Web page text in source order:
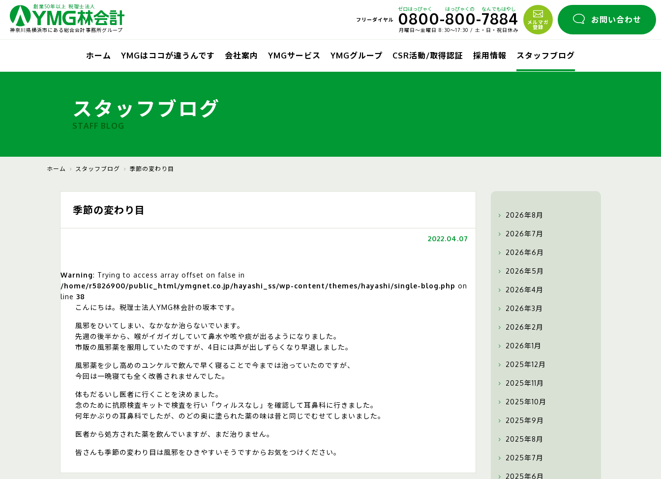
創業50年以上 税理士法人
神奈川県横浜市にある総合会計事務所グループ
フリーダイヤル 0800
ゼロはっぴゃく -800
はっぴゃくの -7884
なんでもはやし
月曜日〜金曜日 8:30〜17:30 / 土・日・祝日休み
メルマガ
登録
お問い合わせ
ホーム YMGはココが違うんです 会社案内 YMGサービス YMGグループ CSR活動/取得認証 採用情報 スタッフブログ
スタッフブログ
STAFF BLOG
ホーム スタッフブログ 季節の変わり目
2026年8月
2026年7月
2026年6月
2026年5月
2026年4月
2026年3月
2026年2月
2026年1月
2025年12月
2025年11月
2025年10月
2025年9月
2025年8月
2025年7月
2025年6月
季節の変わり目
2022.04.07
Warning: Trying to access array offset on false in
/home/r5826900/public_html/ymgnet.co.jp/hayashi_ss/wp-content/themes/hayashi/single-blog.php on
line38
こんにちは。税理士法人YMG林会計の坂本です。
風邪をひいてしまい、なかなか治らないでいます。
先週の後半から、喉がイガイガしていて鼻水や咳や痰が出るようになりました。
市販の風邪薬を服用していたのですが、4日には声が出しずらくなり早退しました。
風邪薬を少し高めのユンケルで飲んで早く寝ることで今までは治っていたのですが、
今回は一晩寝ても全く改善されませんでした。
体もだるいし医者に行くことを決めました。
念のために抗原検査キットで検査を行い「ウィルスなし」を確認して耳鼻科に行きました。
何年かぶりの耳鼻科でしたが、のどの奥に塗られた薬の味は昔と同じでむせてしまいました。
医者から処方された薬を飲んでいますが、まだ治りません。
皆さんも季節の変わり目は風邪をひきやすいそうですからお気をつけください。